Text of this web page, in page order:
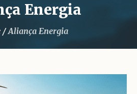
Energia
/Aliança Energia